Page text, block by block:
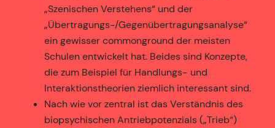
„Szenischen Verstehens“ und der
„Übertragungs-/Gegenübertragungsanalyse“
ein gewisser commonground der meisten
Schulen entwickelt hat. Beides sind Konzepte,
die zum Beispiel für Handlungs- und
Interaktionstheorien ziemlich interessant sind.
Nach wie vor zentral ist das Verständnis des
biopsychischen Antriebpotenzials („Trieb“)